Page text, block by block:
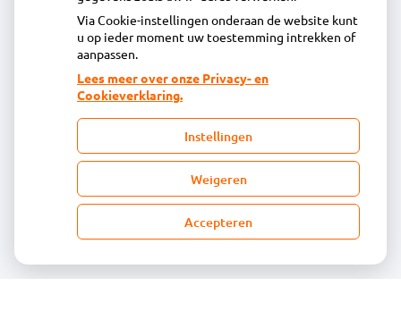
Centrale administratie
Heeft u vragen of opmerkingen over uw
toegestuurde rekening van de apotheek?
declaratie@acdaphagroep.nl
onze
facebook
Via Cookie-instellingen onderaan de website kunt
u op ieder moment uw toestemming intrekken of
aanpassen.
Lees meer over onze Privacy- en
Cookieverklaring.
Instellingen
Weigeren
Accepteren